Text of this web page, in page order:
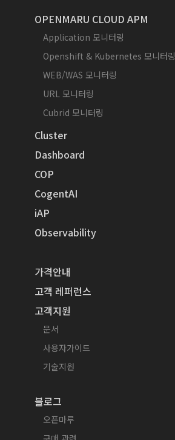
OPENMARU CLOUD APM
Application 모니터링
Openshift & Kubernetes 모니터링
WEB/WAS 모니터링
URL 모니터링
Cubrid 모니터링
Cluster
Dashboard
COP
CogentAI
iAP
Observability
가격안내
고객 레퍼런스
고객지원
문서
사용자가이드
기술지원
블로그
오픈마루